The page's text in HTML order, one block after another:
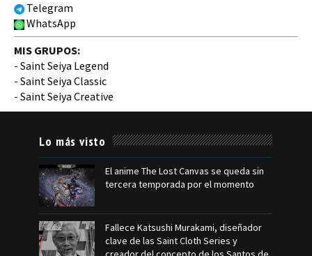
Telegram
WhatsApp
MIS GRUPOS:
- Saint Seiya Legend
- Saint Seiya Classic
- Saint Seiya Creative
Lo más visto
El anime The Lost Canvas se queda sin
tercera temporada por el momento
Fallece Katsushi Murakami, diseñador
clave de las Saint Cloth Series y